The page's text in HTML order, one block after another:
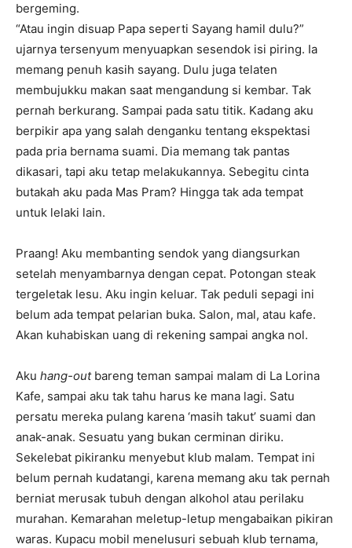
bergeming.
“Atau ingin disuap Papa seperti Sayang hamil dulu?”
ujarnya tersenyum menyuapkan sesendok isi piring. Ia
memang penuh kasih sayang. Dulu juga telaten
membujukku makan saat mengandung si kembar. Tak
pernah berkurang. Sampai pada satu titik. Kadang aku
berpikir apa yang salah denganku tentang ekspektasi
pada pria bernama suami. Dia memang tak pantas
dikasari, tapi aku tetap melakukannya. Sebegitu cinta
butakah aku pada Mas Pram? Hingga tak ada tempat
untuk lelaki lain.
Praang! Aku membanting sendok yang diangsurkan
setelah menyambarnya dengan cepat. Potongan steak
tergeletak lesu. Aku ingin keluar. Tak peduli sepagi ini
belum ada tempat pelarian buka. Salon, mal, atau kafe.
Akan kuhabiskan uang di rekening sampai angka nol.
Aku hang-outbareng teman sampai malam di La Lorina
Kafe, sampai aku tak tahu harus ke mana lagi. Satu
persatu mereka pulang karena ‘masih takut’ suami dan
anak-anak. Sesuatu yang bukan cerminan diriku.
Sekelebat pikiranku menyebut klub malam. Tempat ini
belum pernah kudatangi, karena memang aku tak pernah
berniat merusak tubuh dengan alkohol atau perilaku
murahan. Kemarahan meletup-letup mengabaikan pikiran
waras. Kupacu mobil menelusuri sebuah klub ternama,